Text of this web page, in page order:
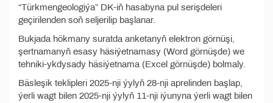
“Türkmengeologiýa” DK-iň hasabyna pul serişdeleri
geçirilenden soň seljerilip başlanar.
Bukjada hökmany suratda anketanyň elektron görnüşi,
şertnamanyň esasy häsiýetnamasy (Word görnüşde) we
tehniki-ykdysady häsiýetnama (Excel görnüşde) bolmaly.
Bäsleşik teklipleri 2025-nji ýylyň 28-nji aprelinden başlap,
ýerli wagt bilen 2025-nji ýylyň 11-nji iýunyna ýerli wagt bilen